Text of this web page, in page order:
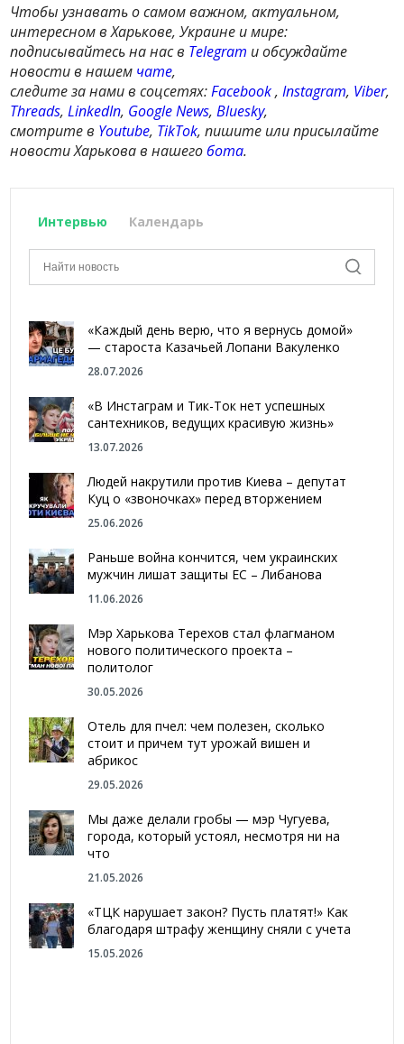
Чтобы узнавать о самом важном, актуальном,
интересном в Харькове, Украине и мире:
подписывайтесь на нас в Telegram и обсуждайте
новости в нашем чате,
следите за нами в соцсетях:Facebook,Instagram, Viber,
Threads,LinkedIn, Google News,Bluesky,
смотрите в Youtube, TikTok, пишите или присылайте
новости Харькова в нашегобота.
Интервью Календарь
«Каждый день верю, что я вернусь домой»
— староста Казачьей Лопани Вакуленко
28.07.2026
«В Инстаграм и Тик-Ток нет успешных
сантехников, ведущих красивую жизнь»
13.07.2026
Людей накрутили против Киева – депутат
Куц о «звоночках» перед вторжением
25.06.2026
Раньше война кончится, чем украинских
мужчин лишат защиты ЕС – Либанова
11.06.2026
Мэр Харькова Терехов стал флагманом
нового политического проекта –
политолог
30.05.2026
Отель для пчел: чем полезен, сколько
стоит и причем тут урожай вишен и
абрикос
29.05.2026
Мы даже делали гробы — мэр Чугуева,
города, который устоял, несмотря ни на
что
21.05.2026
«ТЦК нарушает закон? Пусть платят!» Как
благодаря штрафу женщину сняли с учета
15.05.2026